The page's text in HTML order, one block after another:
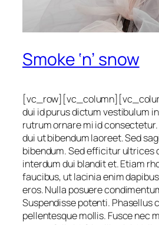
Smoke ‘n’ snow
dui id purus dictum vestibulum
rutrum ornare mi id
dui ut bibendum laoreet. Sed
bibendum. Sed efficitur ultrices
interdum dui blandit et. Etiam
faucibus, ut lacinia enim
eros. Nulla posuere
Suspendisse potenti. Phasellus
pellentesque mollis. Fusce nec